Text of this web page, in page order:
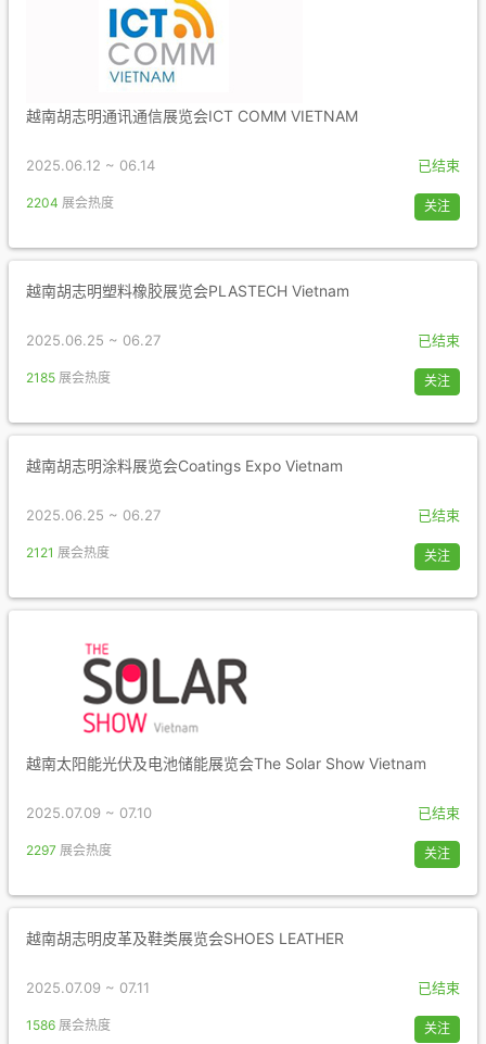
越南胡志明通讯通信展览会ICT COMM VIETNAM
2025.06.12 ~ 06.14 已结束
2204 展会热度 关注
越南胡志明塑料橡胶展览会PLASTECH Vietnam
2025.06.25 ~ 06.27 已结束
2185 展会热度 关注
越南胡志明涂料展览会Coatings Expo Vietnam
2025.06.25 ~ 06.27 已结束
2121 展会热度 关注
越南太阳能光伏及电池储能展览会The Solar Show Vietnam
2025.07.09 ~ 07.10 已结束
2297 展会热度 关注
越南胡志明皮革及鞋类展览会SHOES LEATHER
2025.07.09 ~ 07.11 已结束
1586 展会热度 关注